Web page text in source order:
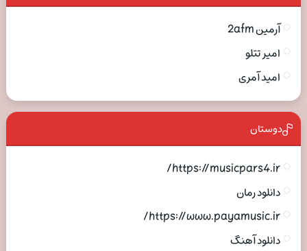
آرمین 2afm
امیر تتلو
امید آمری
دوستان
https://musicpars4.ir/
دانلود رمان
https://www.payamusic.ir/
دانلود آهنگ